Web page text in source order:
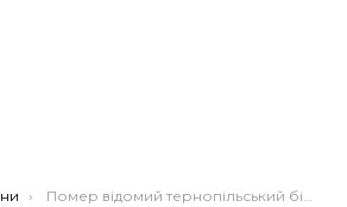
Помер відомий тернопільський бізнесмен